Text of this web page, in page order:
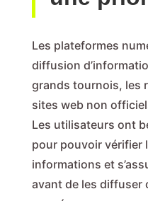
Les plateformes
diffusion
grands tournois, les
sites web non
Les utilisateurs ont
pour pouvoir vérifier
informations et
avant de les diffuser